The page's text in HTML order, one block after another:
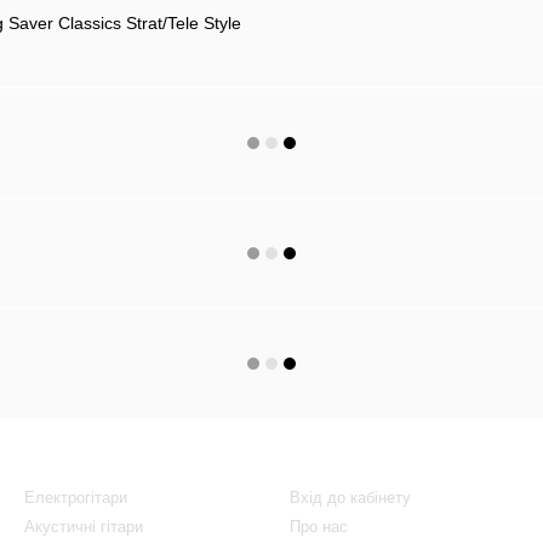
Saver Classics Strat/Tele Style
Електрогітари
Акустичні гітари
Вхід до кабінету
Про нас